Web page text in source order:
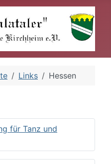
Links Hessen
für Tanz und